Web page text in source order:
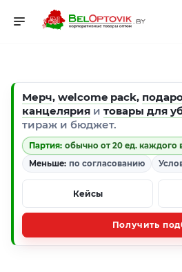
Мерч, welcome pack,
канцелярия и товары для
тираж и бюджет.
Партия: обычно от 20 ед. каждого
Меньше: по согласованию
Кейсы
Получить